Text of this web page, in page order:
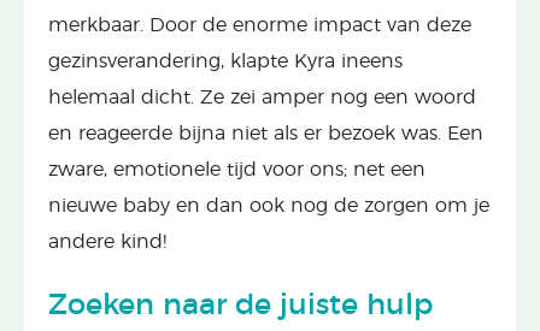
merkbaar. Door de enorme impact van deze
gezinsverandering, klapte Kyra ineens
helemaal dicht. Ze zei amper nog een woord
en reageerde bijna niet als er bezoek was. Een
zware, emotionele tijd voor ons; net een
nieuwe baby en dan ook nog de zorgen om je
andere kind!
Zoeken naar de juiste hulp